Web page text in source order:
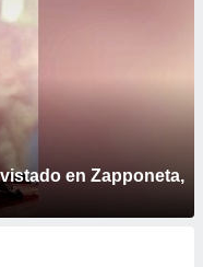
en Zapponeta,